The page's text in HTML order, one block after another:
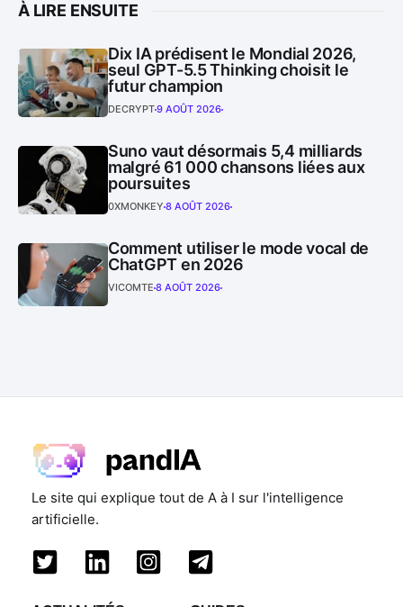
À LIRE ENSUITE
Dix IA prédisent le Mondial 2026,
seul GPT-5.5 Thinking choisit le
futur champion
DECRYPT9 AOÛT 2026
Suno vaut désormais 5,4 milliards
malgré 61 000 chansons liées aux
poursuites
0XMONKEY 8 AOÛT 2026
Comment utiliser le mode vocal de
ChatGPT en 2026
VICOMTE 8 AOÛT 2026
Le site qui explique tout de A à I sur l'intelligence
artificielle.